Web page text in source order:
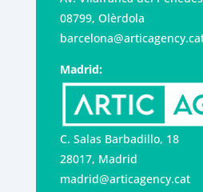
08799, Olèrdola
Madrid:
C. Salas Barbadillo, 18
28017, Madrid
madrid@articagency.cat